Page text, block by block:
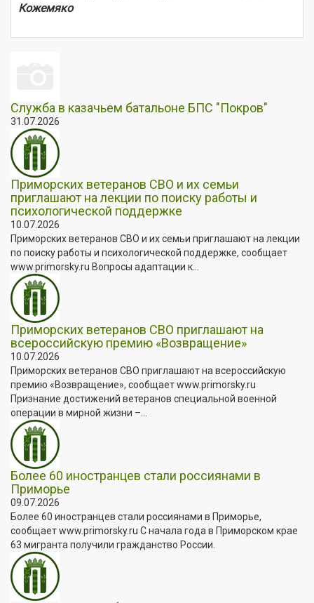
Кожемяко
Служба в казачьем батальоне БПС "Покров"
31.07.2026
Приморских ветеранов СВО и их семьи
приглашают на лекции по поиску работы и
психологической поддержке
10.07.2026
Приморских ветеранов СВО и их семьи приглашают на лекции
по поиску работы и психологической поддержке, сообщает
www.primorsky.ru Вопросы адаптации к...
Приморских ветеранов СВО приглашают на
всероссийскую премию «Возвращение»
10.07.2026
Приморских ветеранов СВО приглашают на всероссийскую
премию «Возвращение», сообщает www.primorsky.ru
Признание достижений ветеранов специальной военной
операции в мирной жизни –...
Более 60 иностранцев стали россиянами в
Приморье
09.07.2026
Более 60 иностранцев стали россиянами в Приморье,
сообщает www.primorsky.ru С начала года в Приморском крае
63 мигранта получили гражданство России.